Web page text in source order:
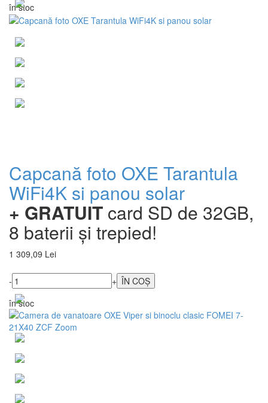
în stoc
Capcană foto OXE Tarantula
WiFi4K si panou solar
+ GRATUIT card SD de 32GB,
8 baterii și trepied!
1 309,09 Lei
-
+
în stoc